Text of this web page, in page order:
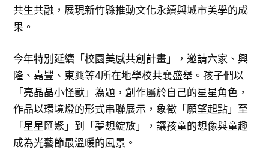
共生共融，展現新竹縣推動文化永續與城市美學的成
果。
今年特別延續「校園美感共創計畫」，邀請六家、興
隆、嘉豐、東興等4所在地學校共襄盛舉。孩子們以
「亮晶晶小怪獸」為題，創作屬於自己的星星角色，
作品以環境燈的形式串聯展示，象徵「願望起點」至
「星星匯聚」到「夢想綻放」，讓孩童的想像與童趣
成為光藝節最溫暖的風景。